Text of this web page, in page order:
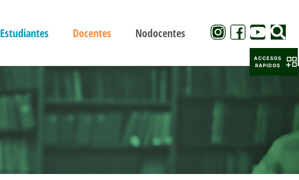
Estudiantes Docentes Nodocentes
ACCESOS
RAPIDOS